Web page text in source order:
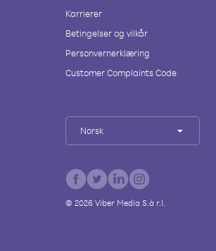
Karrierer
Betingelser og vilkår
Personvernerklæring
Customer Complaints Code
Norsk
© 2026Viber Media S.à r.l.